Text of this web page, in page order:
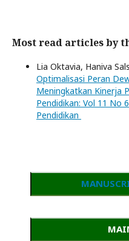
Most read articles by
Lia Oktavia, Haniva
Optimalisasi Peran
Meningkatkan Kinerja
Pendidikan: Vol 11 No
Pendidikan